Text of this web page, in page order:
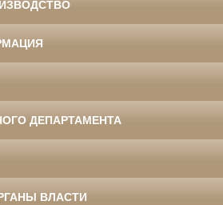
ДЕПАРТАМЕНТА
ВЛАСТИ